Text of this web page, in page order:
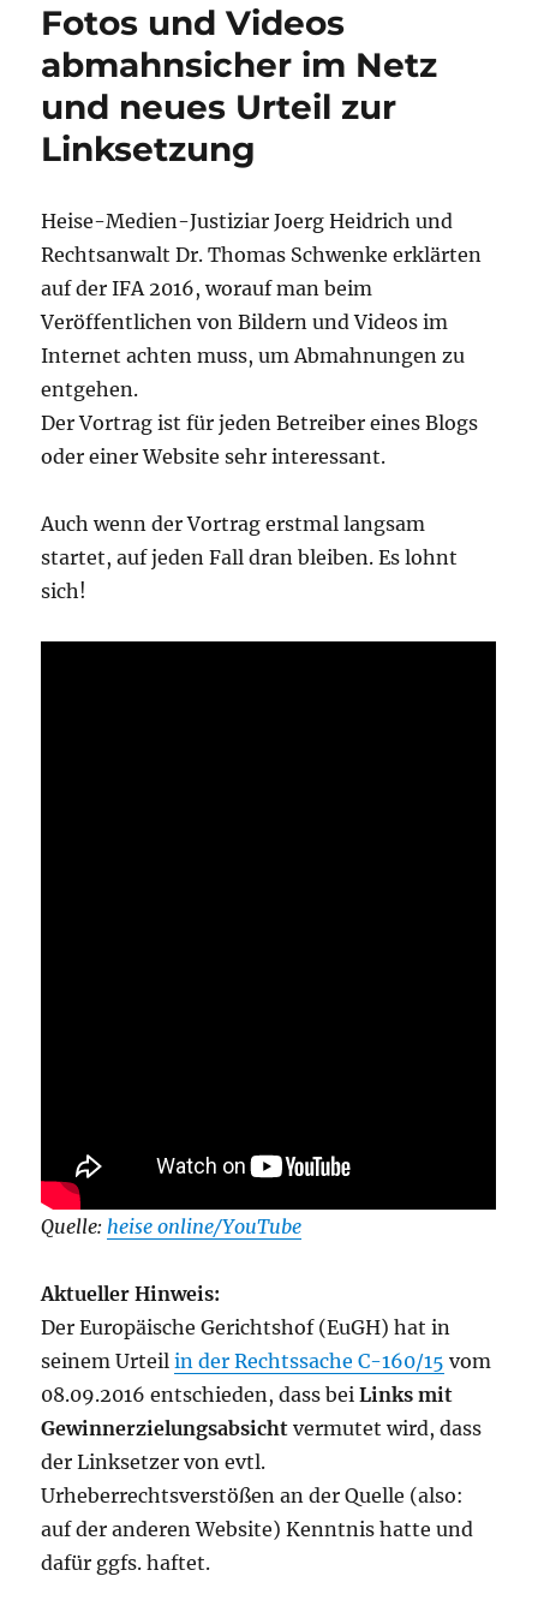
Landgerichts
Hamburg
zur
Linksetzung
im
Internet
Fotos und Videos
abmahnsicher im Netz
und neues Urteil zur
Linksetzung
Heise-Medien-Justiziar Joerg Heidrich und
Rechtsanwalt Dr. Thomas Schwenke erklärten
auf der IFA 2016, worauf man beim
Veröffentlichen von Bildern und Videos im
Internet achten muss, um Abmahnungen zu
entgehen.
Der Vortrag ist für jeden Betreiber eines Blogs
oder einer Website sehr interessant.
Auch wenn der Vortrag erstmal langsam
startet, auf jeden Fall dran bleiben. Es lohnt
sich!
Quelle: heise online/YouTube
Aktueller Hinweis:
Der Europäische Gerichtshof (EuGH) hat in
seinem Urteilin der Rechtssache C-160/15 vom
08.09.2016 entschieden, dass beiLinks mit
Gewinnerzielungsabsicht vermutet wird, dass
der Linksetzer von evtl.
Urheberrechtsverstößen an der Quelle (also:
auf der anderen Website) Kenntnis hatte und
dafür ggfs. haftet.